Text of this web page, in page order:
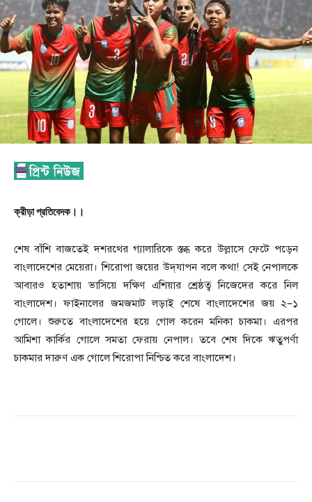
ক্রীড়া প্রতিবেদক।।
শেষ বাঁশি বাজতেই দশরথের গ্যালারিকে স্তব্ধ করে উল্লাসে ফেটে পড়েন
বাংলাদেশের মেয়েরা। শিরোপা জয়ের উদ্‌যাপন বলে কথা! সেই নেপালকে
আবারও হতাশায় ভাসিয়ে দক্ষিণ এশিয়ার শ্রেষ্ঠত্ব নিজেদের করে নিল
বাংলাদেশ। ফাইনালের জমজমাট লড়াই শেষে বাংলাদেশের জয় ২–১
গোলে। শুরুতে বাংলাদেশের হয়ে গোল করেন মনিকা চাকমা। এরপর
আমিশা কার্কির গোলে সমতা ফেরায় নেপাল। তবে শেষ দিকে ঋতুপর্ণা
চাকমার দারুণ এক গোলে শিরোপা নিশ্চিত করে বাংলাদেশ।